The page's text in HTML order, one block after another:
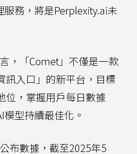
服務，將是Perplexity.ai未
，「Comet」不僅是一款
訊入口」的新平台，目標
位，掌握用戶每日數據
型持續最佳化。
布數據，截至2025年5